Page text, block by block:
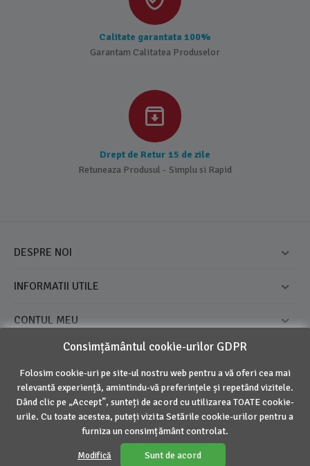
Calitate garantata 100%
Garantam Calitatea Produselor
Drept de Retur 15 de zile
Retuneaza Produsul - Simplu si Rapid
DESPRE NOI
INFORMATII UTILE
CONTUL MEU
© 2016 - 2026 Inovius. Marca Inregistrata
Consimțământul cookie-urilor GDPR
Folosim cookie-uri pe site-ul nostru web pentru a vă oferi cea mai
relevantă experiență, amintindu-vă preferințele și repetând vizitele.
Dând clic pe „Accept”, sunteți de acord cu utilizarea TOATE cookie-
urile. Cu toate acestea, puteți vizita Setările cookie-urilor pentru a
furniza un consimțământ controlat.
Modifică Sunt de acord